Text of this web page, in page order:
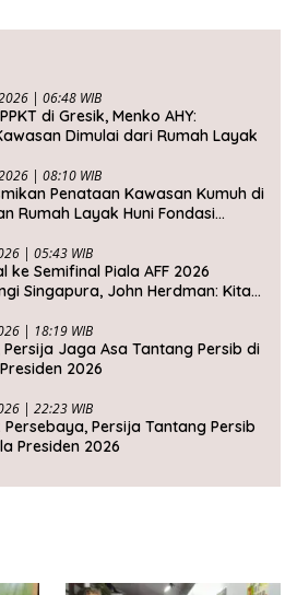
| 06:48 WIB
di Gresik, Menko AHY:
Dimulai dari Rumah Layak
| 08:10 WIB
Penataan Kawasan Kumuh di
Rumah Layak Huni Fondasi
| 05:43 WIB
ke Semifinal Piala AFF 2026
Singapura, John Herdman: Kita
| 18:19 WIB
Persija Jaga Asa Tantang Persib di
2026
| 22:23 WIB
Persebaya, Persija Tantang Persib
Presiden 2026